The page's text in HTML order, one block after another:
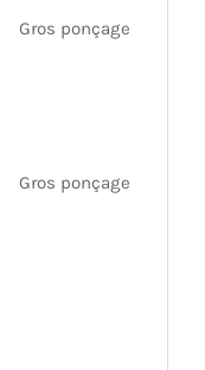
Gros ponçage
Gros ponçage